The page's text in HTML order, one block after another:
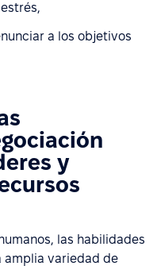
a los objetivos
y
las habilidades
amplia variedad de